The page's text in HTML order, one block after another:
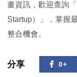
畫資訊，歡迎查詢
Startup）」，掌握
整合機會。
分享 0+